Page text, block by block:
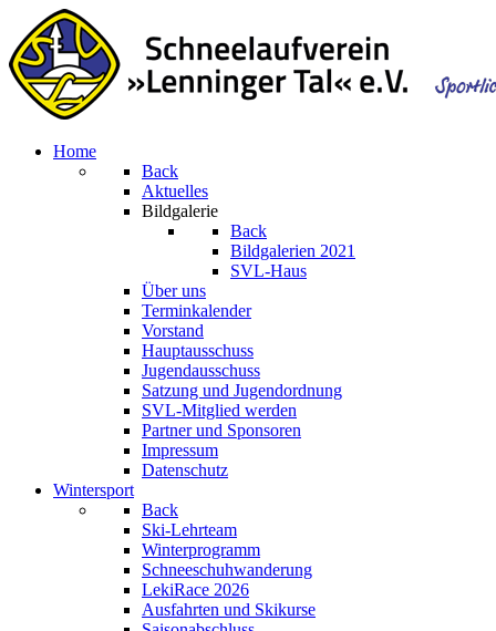
Home
Back
Aktuelles
Bildgalerie
Back
Bildgalerien 2021
SVL-Haus
Über uns
Terminkalender
Vorstand
Hauptausschuss
Jugendausschuss
Satzung und Jugendordnung
SVL-Mitglied werden
Partner und Sponsoren
Impressum
Datenschutz
Wintersport
Back
Ski-Lehrteam
Winterprogramm
Schneeschuhwanderung
LekiRace 2026
Ausfahrten und Skikurse